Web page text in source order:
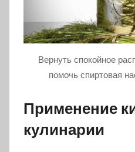
Вернуть спокойное
помочь спиртовая
Применение
кулинарии